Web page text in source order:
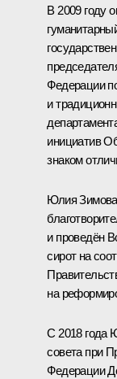
В 2009 году
Федерации
и
инициатив
знаком
Юлия Зимова
и проведён
сирот на
на
С 2018 года
совета при
Федерации